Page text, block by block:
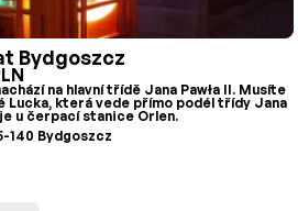
Bydgoszcz
na hlavní třídě Jana Pawła II. Musíte
Lucka, která vede přímo podél třídy Jana
u čerpací stanice Orlen.
140 Bydgoszcz